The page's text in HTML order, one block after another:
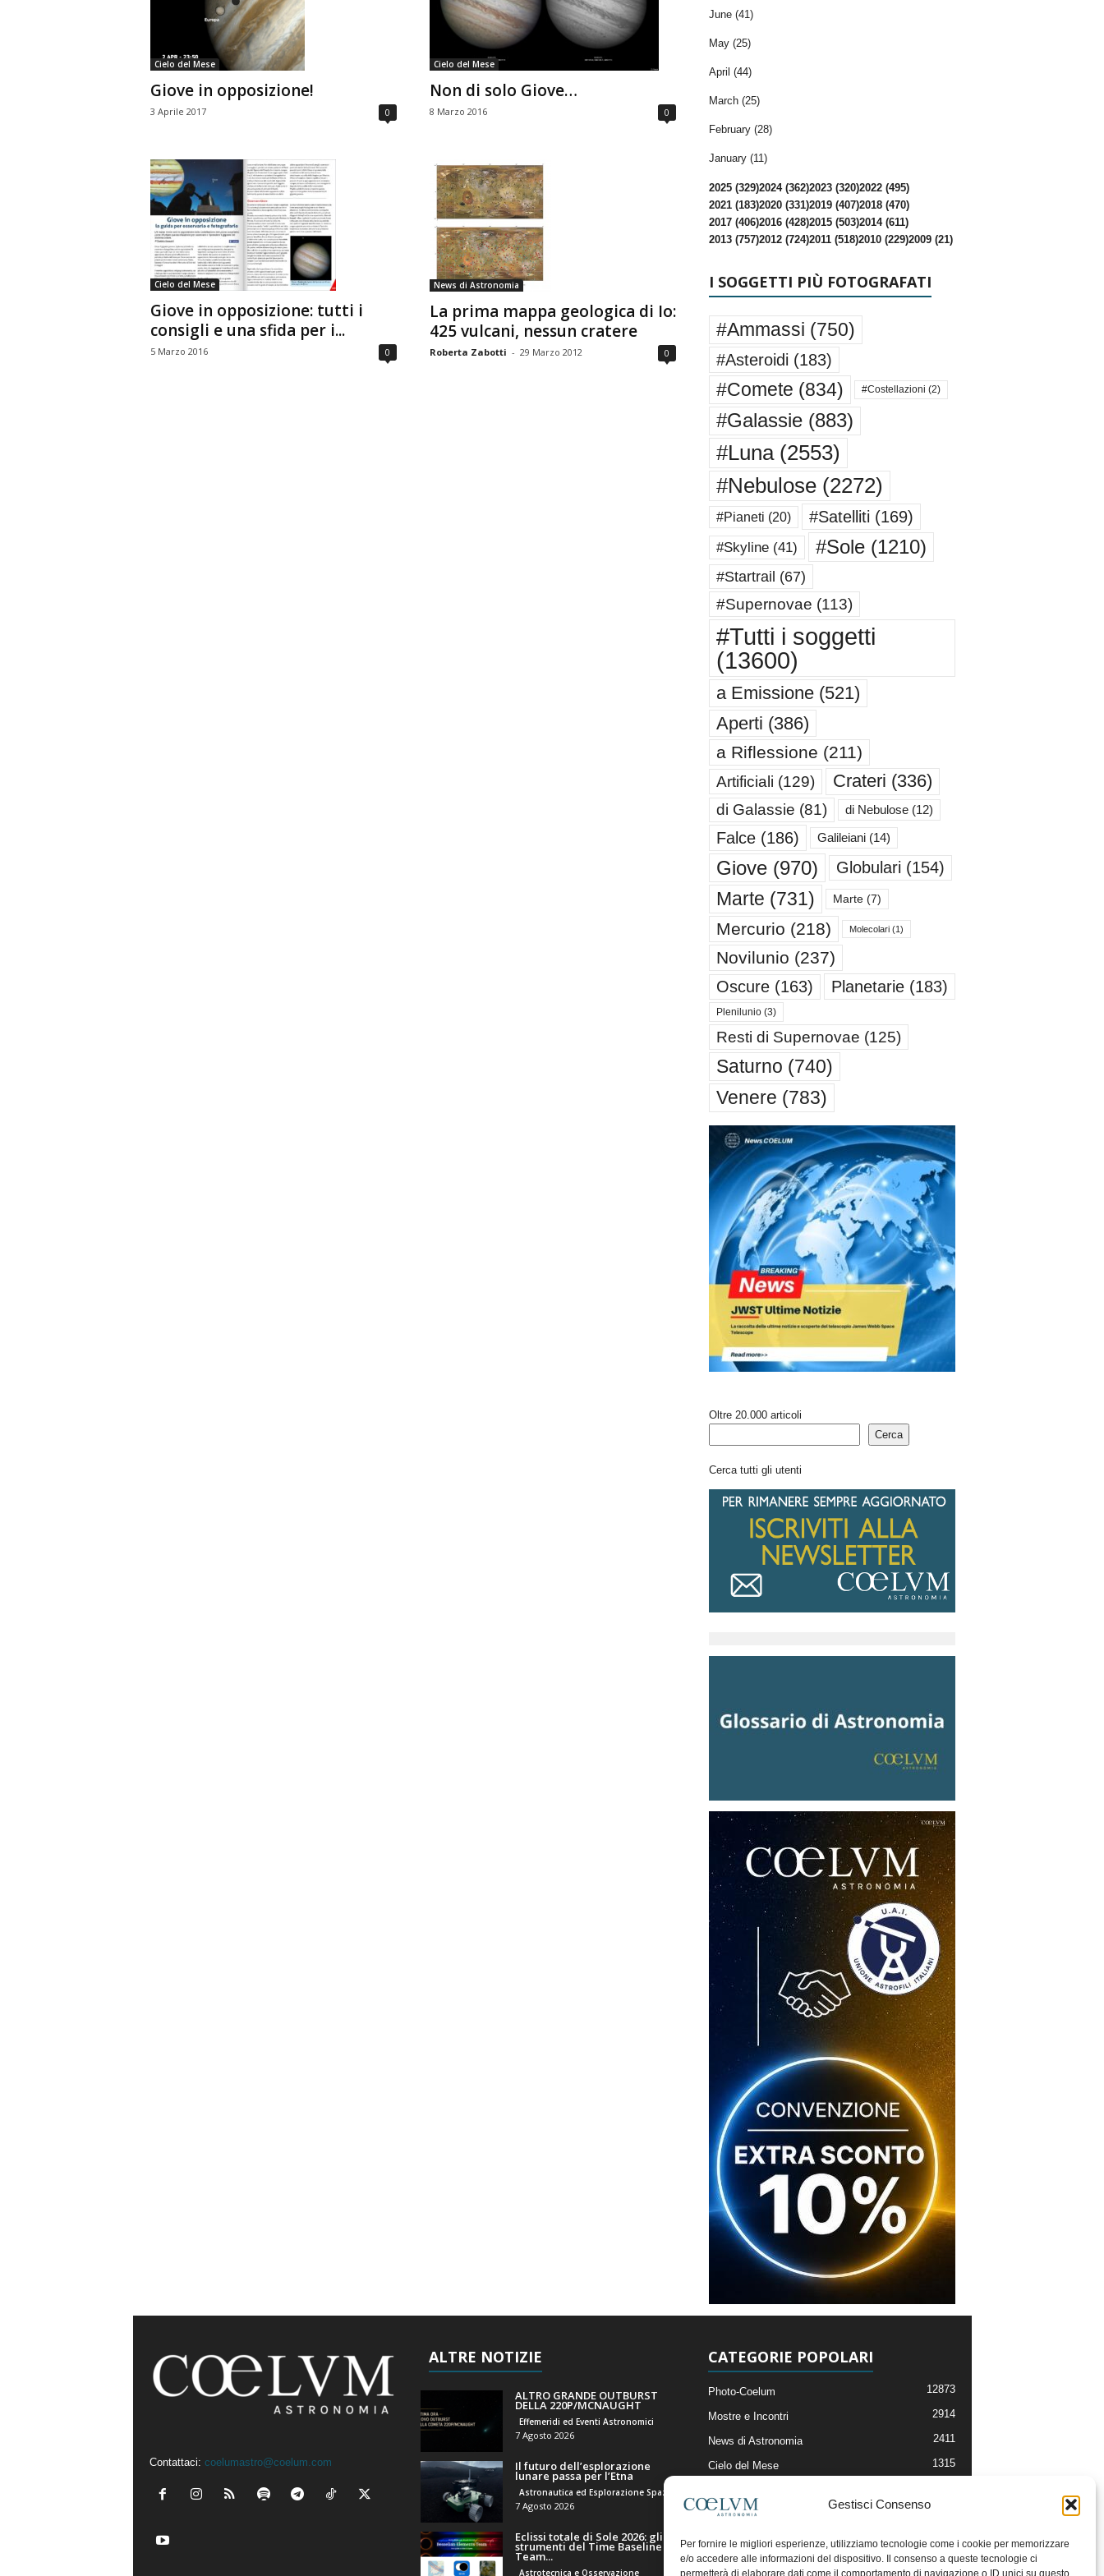
Gestisci Consenso
Per fornire le migliori esperienze, utilizziamo tecnologie come i cookie per memorizzare
e/o accedere alle informazioni del dispositivo. Il consenso a queste tecnologie ci
permetterà di elaborare dati come il comportamento di navigazione o ID unici su questo
n
o
m
i
a
Cielo del Mese
Giove in opposizione!
3 Aprile 2017 0
Cielo del Mese
Non di solo Giove…
8 Marzo 2016 0
Cielo del Mese
Giove in opposizione: tutti i
consigli e una sfida per i...
5 Marzo 2016 0
News di Astronomia
La prima mappa geologica di Io:
425 vulcani, nessun cratere
Roberta Zabotti - 29 Marzo 2012 0
June (41)
May (25)
April (44)
March (25)
February (28)
January (11)
2025 (329)2024 (362)2023 (320)2022 (495)
2021 (183)2020 (331)2019 (407)2018 (470)
2017 (406)2016 (428)2015 (503)2014 (611)
2013 (757)2012 (724)2011 (518)2010 (229)2009 (21)
I SOGGETTI PIÙ FOTOGRAFATI
#Ammassi (750)
#Asteroidi (183)
#Comete (834) #Costellazioni (2)
#Galassie(883)
#Luna(2553)
#Nebulose(2272)
#Pianeti (20) #Satelliti (169)
#Skyline(41) #Sole(1210)
#Startrail (67)
#Supernovae (113)
#Tutti i soggetti
(13600)
a Emissione(521)
Aperti (386)
a Riflessione (211)
Artificiali (129) Crateri (336)
di Galassie (81) di Nebulose(12)
Falce(186) Galileiani(14)
Giove(970) Globulari (154)
Marte (731) Marte(7)
Mercurio (218) Molecolari(1)
Novilunio (237)
Oscure(163) Planetarie(183)
Plenilunio(3)
Resti di Supernovae (125)
Saturno (740)
Venere (783)
Oltre 20.000 articoli
Cerca
Cerca tutti gli utenti
Contattaci: coelumastro@coelum.com
ALTRE NOTIZIE
ALTRO GRANDE OUTBURST
DELLA 220P/MCNAUGHT
Effemeridi ed Eventi Astronomici
7 Agosto 2026
Il futuro dell’esplorazione
lunare passa per l’Etna
7 Agosto 2026
Eclissi totale di Sole 2026: gli
strumenti del Time Baseline
Team...
Astrotecnica e Osservazione
CATEGORIE POPOLARI
Photo-Coelum 12873
Mostre e Incontri 2914
News di Astronomia 2411
Cielo del Mese 1315
Articoli e Risorse On-Line
Il Blog della Redazione